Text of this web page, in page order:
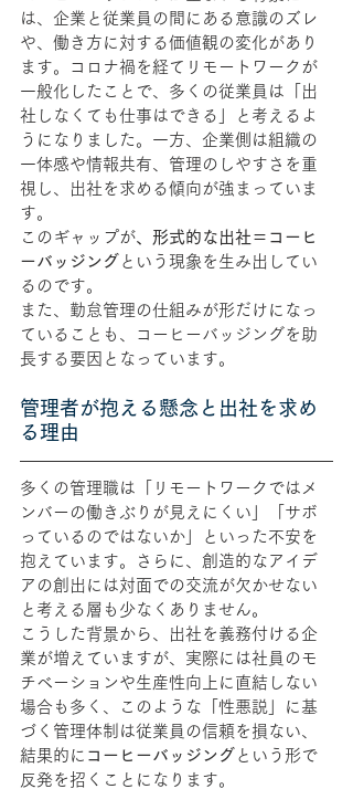
は、企業と従業員の間にある意識のズレ
や、働き方に対する価値観の変化があり
ます。コロナ禍を経てリモートワークが
一般化したことで、多くの従業員は「出
社しなくても仕事はできる」と考えるよ
うになりました。一方、企業側は組織の
一体感や情報共有、管理のしやすさを重
視し、出社を求める傾向が強まっていま
す。
このギャップが 、形式的な出社＝コーヒ
ーバッジング という現象を生み出してい
るのです。
また、勤怠管理の仕組みが形だけになっ
ていることも、コーヒーバッジングを助
長する要因となっています。
管理者が抱える懸念と出社を求め
る理由
多くの管理職は「リモートワークではメ
ンバーの働きぶりが見えにくい」「サボ
っているのではないか」といった不安を
抱えています。さらに、創造的なアイデ
アの創出には対面での交流が欠かせない
と考える層も少なくありません。
こうした背景から、出社を義務付ける企
業が増えていますが、実際には社員のモ
チベーションや生産性向上に直結しない
場合も多く、このような「性悪説」に基
づく管理体制は従業員の信頼を損ない、
結果的に コーヒーバッジング という形で
反発を招くことになります。